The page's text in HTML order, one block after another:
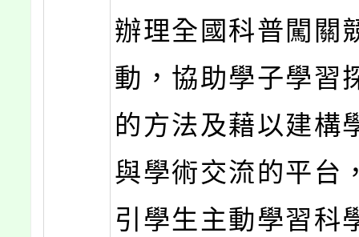
辦理全國科普闖關
動，協助學子學習
的方法及藉以建構
與學術交流的平台
引學生主動學習科